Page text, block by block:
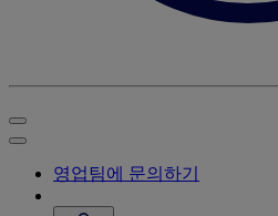
영업팀에 문의하기